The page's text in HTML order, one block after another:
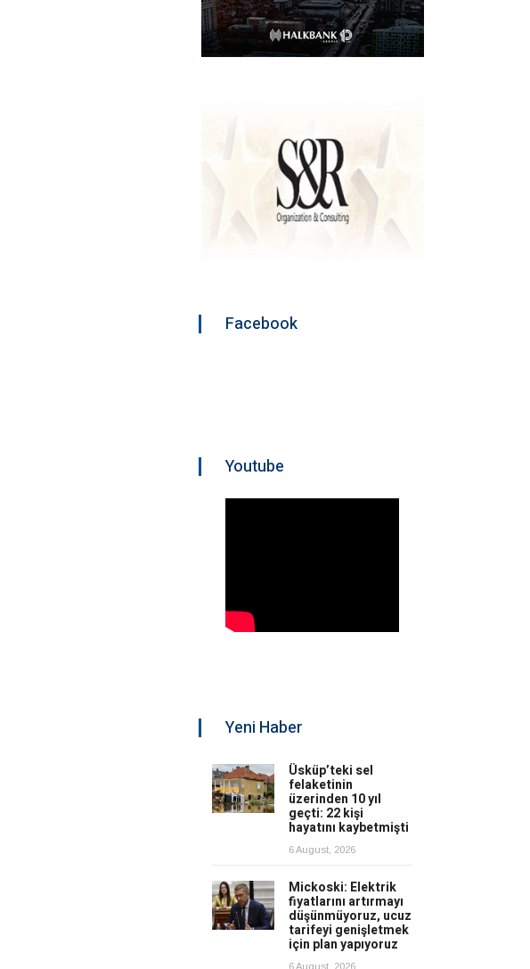
Facebook
Youtube
Yeni Haber
Üsküp’teki sel
felaketinin
üzerinden 10 yıl
geçti: 22 kişi
hayatını kaybetmişti
6 August, 2026
Mickoski: Elektrik
fiyatlarını artırmayı
düşünmüyoruz, ucuz
tarifeyi genişletmek
için plan yapıyoruz
6 August, 2026